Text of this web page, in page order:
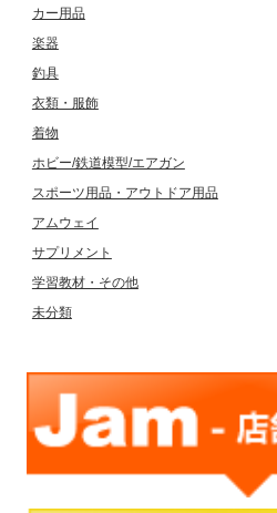
カー用品
楽器
釣具
衣類・服飾
着物
ホビー/鉄道模型/エアガン
スポーツ用品・アウトドア用品
アムウェイ
サプリメント
学習教材・その他
未分類